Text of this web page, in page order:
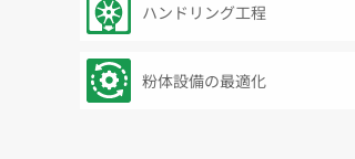
ハンドリング工程
粉体設備の最適化